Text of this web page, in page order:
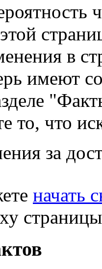
в
имеют
то, что
за
начать